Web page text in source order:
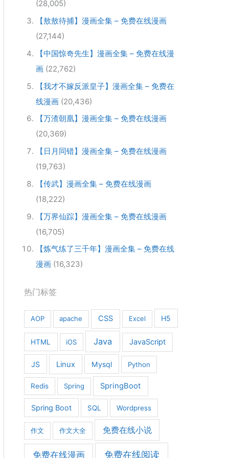
(28,005)
【敖敖待捕】漫画全集 – 免费在线漫画
(27,144)
【中国惊奇先生】漫画全集 – 免费在线漫
画 (22,762)
【我才不嫁反派皇子】漫画全集 – 免费在
线漫画 (20,436)
【万渣朝凰】漫画全集 – 免费在线漫画
(20,369)
【日月同错】漫画全集 – 免费在线漫画
(19,763)
【传武】漫画全集 – 免费在线漫画
(18,222)
【万界仙踪】漫画全集 – 免费在线漫画
(16,705)
【炼气练了三千年】漫画全集 – 免费在线
漫画 (16,323)
热门标签
AOP apache CSS Excel H5
HTML iOS Java JavaScript
JS Linux Mysql Python
Redis Spring SpringBoot
Spring Boot SQL Wordpress
作文 作文大全 免费在线小说
免费在线漫画 免费在线阅读